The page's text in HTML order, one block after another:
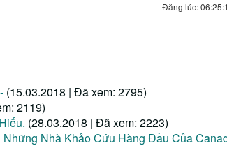
Đăng lúc:
(15.03.2018 | Đã xem: 2795)
2119)
(28.03.2018 | Đã xem: 2223)
Nhà Khảo Cứu Hàng Đầu Của